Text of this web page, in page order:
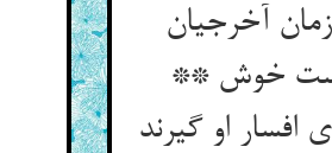
آخرجیان
خوش **
افسار او گیرند